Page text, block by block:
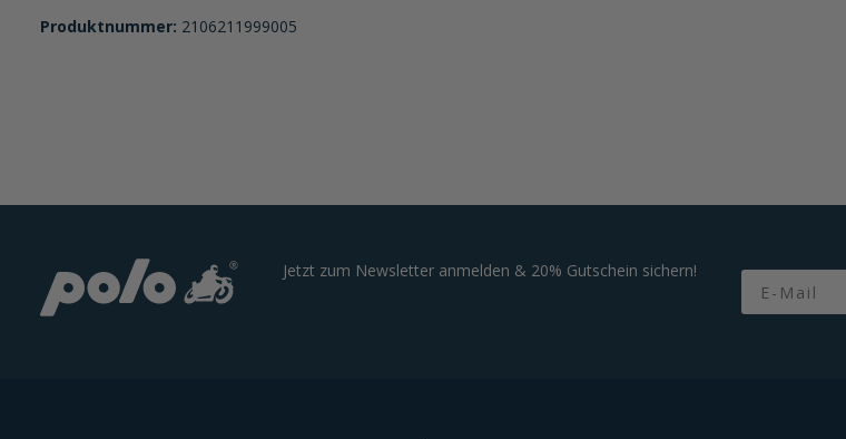
Produktnummer: 2106211999005
Jetzt zum Newsletter anmelden & 20% Gutschein sichern! Email